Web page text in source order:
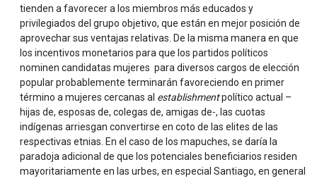
tienden a favorecer a los miembros más educados y
privilegiados del grupo objetivo, que están en mejor posición de
aprovechar sus ventajas relativas. De la misma manera en que
los incentivos monetarios para que los partidos políticos
nominen candidatas mujeres para diversos cargos de elección
popular probablemente terminarán favoreciendo en primer
término a mujeres cercanas al establishmentpolítico actual –
hijas de, esposas de, colegas de, amigas de-, las cuotas
indígenas arriesgan convertirse en coto de las elites de las
respectivas etnias. En el caso de los mapuches, se daría la
paradoja adicional de que los potenciales beneficiarios residen
mayoritariamente en las urbes, en especial Santiago, en general